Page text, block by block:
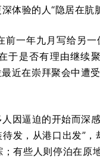
体验的人“隐居在
前一年九月写给另
于是否有理由继续
近在崇拜聚会中遭
因逼迫的开始而深
发，从港口出发”
有些人则停泊在原